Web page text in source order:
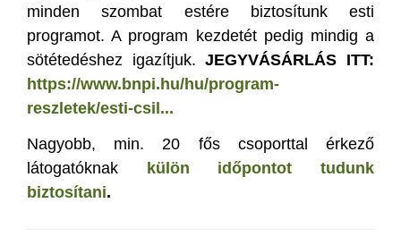
minden szombat estére biztosítunk esti
programot. A program kezdetét pedig mindig a
sötétedéshez igazítjuk.JEGYVÁSÁRLÁS ITT:
https://www.bnpi.hu/hu/program-
reszletek/esti-csil...
Nagyobb, min. 20 fős csoporttal érkező
látogatóknak
külön időpontot tudunk
biztosítani.